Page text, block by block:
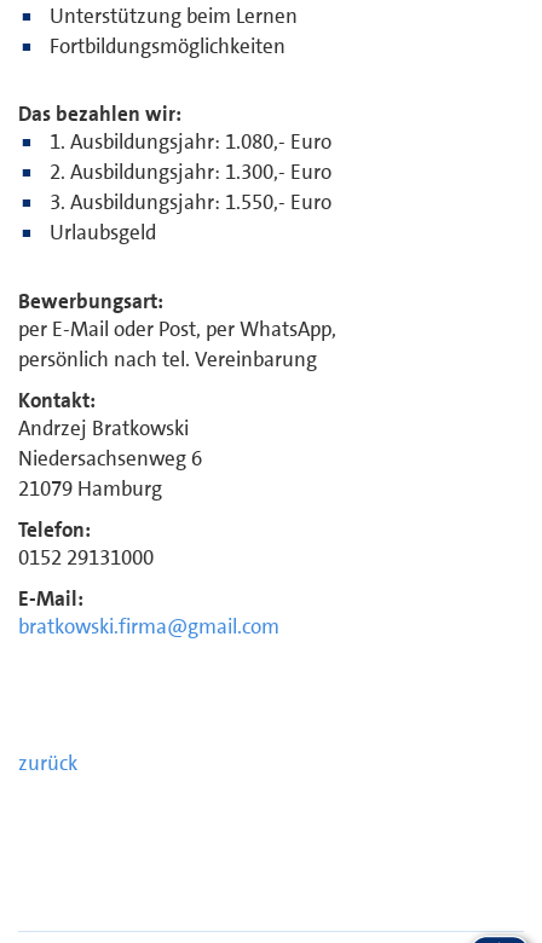
Unterstützung beim Lernen
Fortbildungsmöglichkeiten
Das bezahlen wir:
1. Ausbildungsjahr: 1.080,- Euro
2. Ausbildungsjahr: 1.300,- Euro
3. Ausbildungsjahr: 1.550,- Euro
Urlaubsgeld
Bewerbungsart:
per E-Mail oder Post, per WhatsApp,
persönlich nach tel. Vereinbarung
Kontakt:
Andrzej Bratkowski
Niedersachsenweg 6
21079 Hamburg
Telefon:
0152 29131000
E-Mail:
bratkowski.firma@gmail.com
zurück